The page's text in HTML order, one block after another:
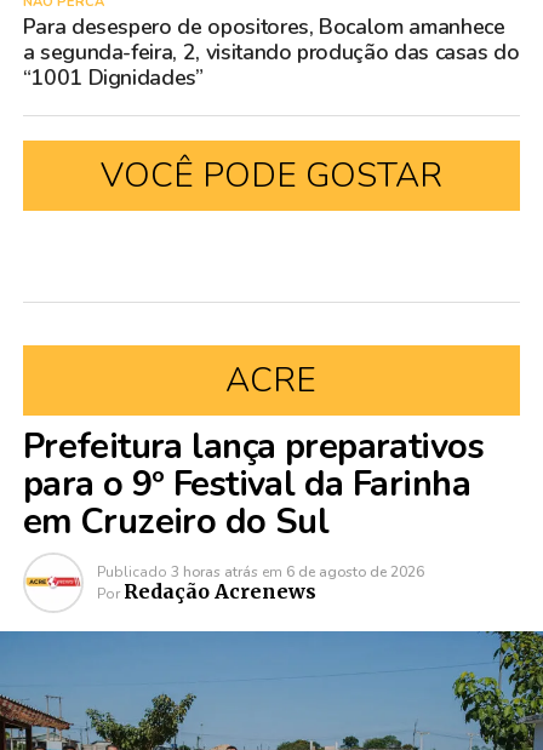
Para desespero de opositores, Bocalom amanhece
a segunda-feira, 2, visitando produção das casas do
“1001 Dignidades”
VOCÊ PODE GOSTAR
ACRE
Prefeitura lança preparativos
para o 9º Festival da Farinha
em Cruzeiro do Sul
Publicado 3 horas atrás em 6 de agosto de 2026
Por Redação Acrenews